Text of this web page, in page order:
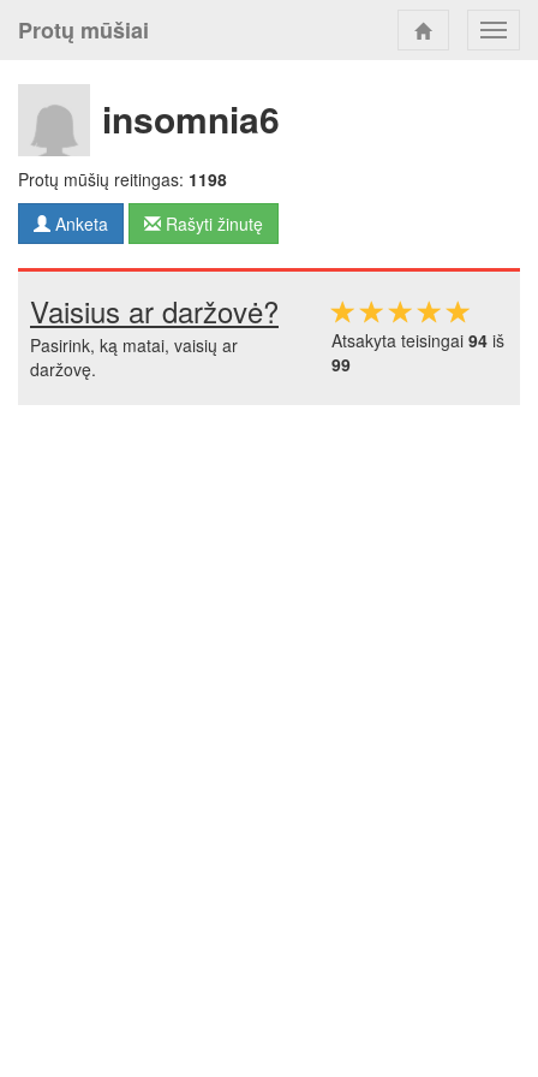
Protų mūšiai
insomnia6
Protų mūšių reitingas: 1198
Anketa
Rašyti žinutę
Vaisius ar daržovė?
Pasirink, ką matai, vaisių ar
daržovę.
Atsakyta teisingai 94 iš
99